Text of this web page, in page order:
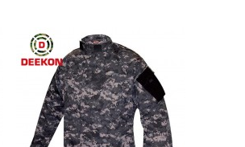
สีน้ำเงินกรมท่า BDU สำหรับ
ใช้ในกองทัพ